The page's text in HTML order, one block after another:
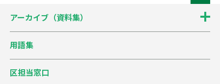
アーカイブ（資料集）
用語集
区担当窓口